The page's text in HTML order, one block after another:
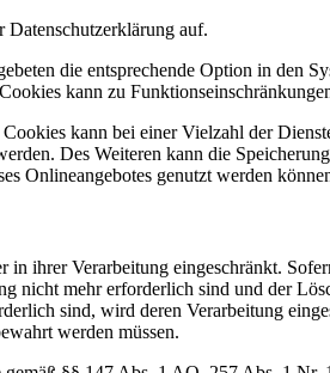
Datenschutzerklärung auf.
die entsprechende Option in den
kann zu
kann bei einer Vielzahl der
Des Weiteren kann die
Onlineangebotes genutzt werden
ihrer Verarbeitung eingeschränkt.
nicht mehr erforderlich sind und der
sind, wird deren Verarbeitung
werden müssen.